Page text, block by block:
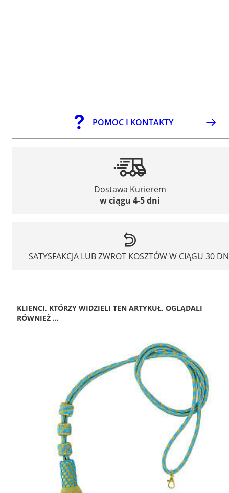
POMOC I KONTAKTY
Dostawa Kurierem
w ciągu 4-5 dni
SATYSFAKCJA LUB ZWROT KOSZTÓW W CIĄGU 30
KLIENCI, KTÓRZY WIDZIELI TEN ARTYKUŁ, OGLĄDALI
RÓWNIEŻ ...